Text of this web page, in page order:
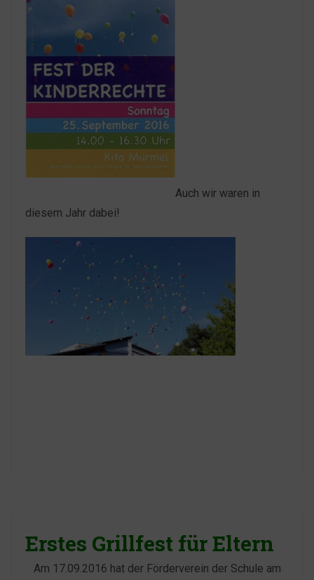
Auch wir waren in
diesem Jahr dabei!
Erstes Grillfest für Eltern
Am 17.09.2016 hat der Förderverein der Schule am